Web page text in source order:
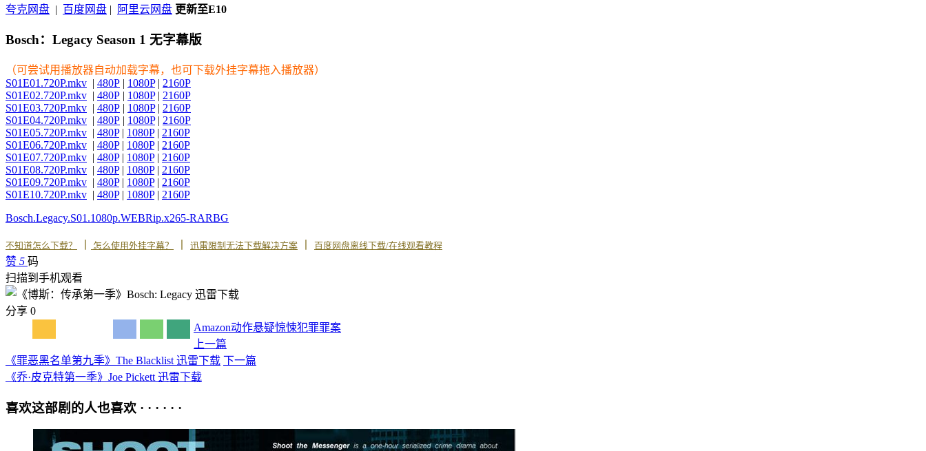
夸克网盘 | 百度网盘 | 阿里云网盘 更新至E10
Bosch：Legacy‎ Season 1 无字幕版
（可尝试用播放器自动加载字幕，也可下载外挂字幕拖入播放器）
S01E01.720P.mkv | 480P | 1080P| 2160P
S01E02.720P.mkv | 480P | 1080P| 2160P
S01E03.720P.mkv | 480P | 1080P| 2160P
S01E04.720P.mkv | 480P | 1080P| 2160P
S01E05.720P.mkv | 480P| 1080P| 2160P
S01E06.720P.mkv | 480P| 1080P| 2160P
S01E07.720P.mkv | 480P| 1080P| 2160P
S01E08.720P.mkv | 480P| 1080P| 2160P
S01E09.720P.mkv | 480P| 1080P| 2160P
S01E10.720P.mkv | 480P| 1080P| 2160P
Bosch.Legacy.S01.1080p.WEBRip.x265-RARBG
不知道怎么下载？ 怎么使用外挂字幕？ 迅雷限制无法下载解决方案 百度网盘离线下载/在线观看教程
赞 5 码
扫描到手机观看
分享 0
Amazon动作悬疑惊悚犯罪罪案
上一篇
《罪恶黑名单第九季》The Blacklist 迅雷下载 下一篇
《乔·皮克特第一季》Joe Pickett 迅雷下载
喜欢这部剧的人也喜欢 · · · · · ·